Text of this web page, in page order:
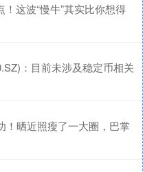
这波“慢牛”其实比你想得
：目前未涉及稳定币相关
！晒近照瘦了一大圈，巴掌